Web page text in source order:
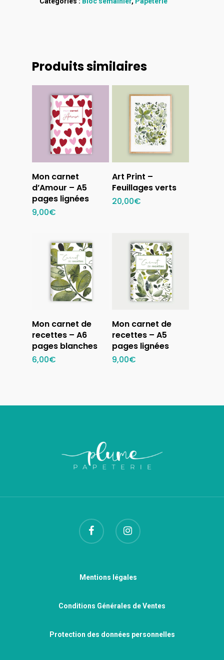
Produits similaires
Ajouter au
panier
Mon carnet
d’Amour – A5
pages lignées
9,00€
Ajouter au
panier
Art Print –
Feuillages verts
20,00€
Ajouter au
panier
Mon carnet de
recettes – A6
pages blanches
6,00€
Ajouter au
panier
Mon carnet de
recettes – A5
pages lignées
9,00€
Mentions légales
Conditions Générales de Ventes
Protection des données personnelles